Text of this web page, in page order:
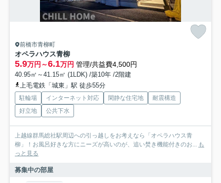
前橋市青柳町
オペラハウス青柳
5.9万円～6.1万円 管理/共益費4,500円
40.95㎡～41.15㎡ (1LDK) /築10年 /2階建
上毛電鉄「城東」駅 徒歩55分
駐輪場 インターネット対応 閑静な住宅地
耐震構造
好立地
公共下水
上越線群馬総社駅周辺への引っ越しをお考えなら「オペラハウス青
柳」！お風呂好きな方にニーズが高いのが、追い焚き機能付きのお...
も
っと見る
募集中の部屋